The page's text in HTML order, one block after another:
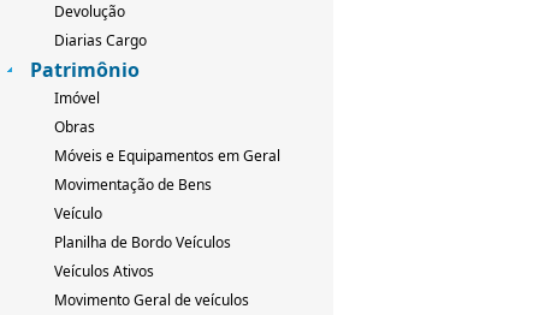
Devolução
Diarias Cargo
Patrimônio
Imóvel
Obras
Móveis e Equipamentos em Geral
Movimentação de Bens
Veículo
Planilha de Bordo Veículos
Veículos Ativos
Movimento Geral de veículos